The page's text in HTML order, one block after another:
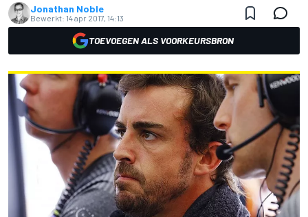
Jonathan Noble
Bewerkt: 14 apr 2017, 14:13
TOEVOEGEN ALS VOORKEURSBRON